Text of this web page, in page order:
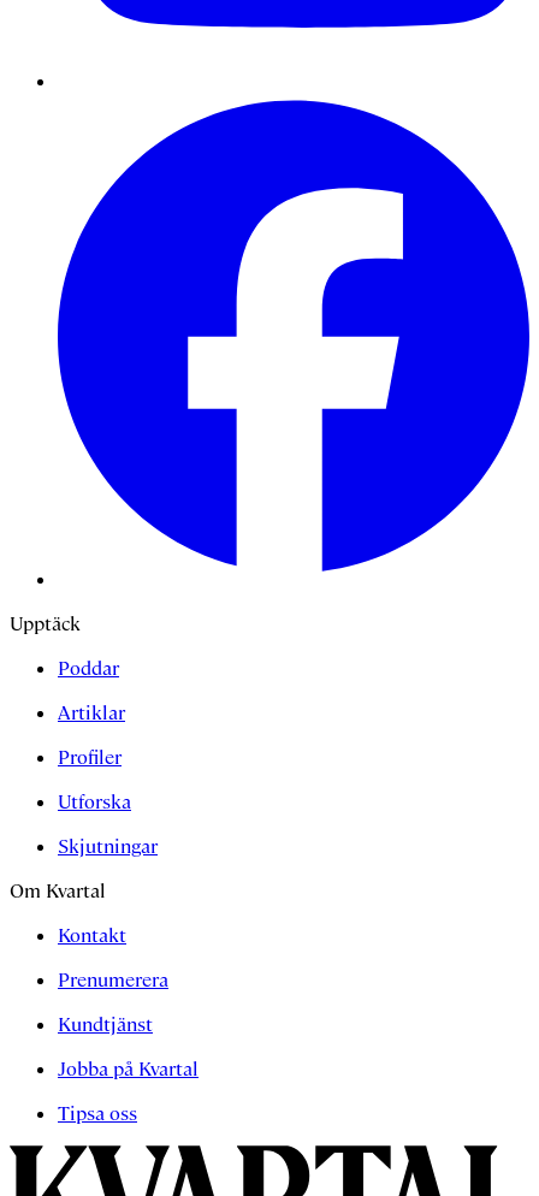
Upptäck
Poddar
Artiklar
Profiler
Utforska
Skjutningar
Om Kvartal
Kontakt
Prenumerera
Kundtjänst
Jobba på Kvartal
Tipsa oss